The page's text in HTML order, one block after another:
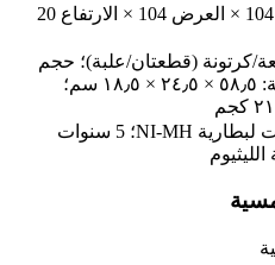
الطول 104 × العرض 104 × الارتفاع 20
كرتونة (قطعتان/علبة)؛ حجم
الكرتونة: ٥٨٫٥ × ٢٤٫٥ × ١٨٫٥ سم؛
3 سنوات لبطارية NI-MH؛ 5 سنوات